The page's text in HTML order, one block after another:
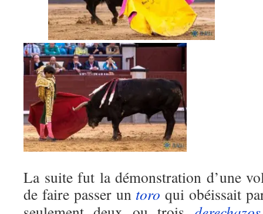
La suite fut la démonstration d’une
de faire passer un toro qui obéissait